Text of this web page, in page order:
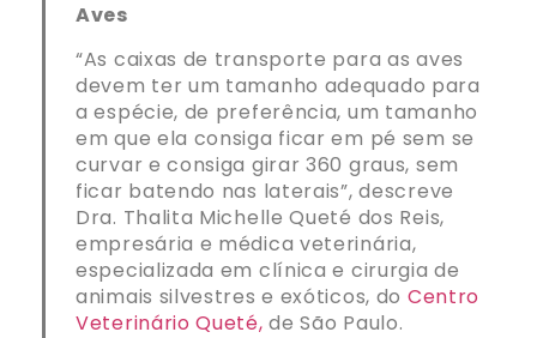
Aves
“As caixas de transporte para as aves
devem ter um tamanho adequado para
a espécie, de preferência, um tamanho
em que ela consiga ficar em pé sem se
curvar e consiga girar 360 graus, sem
ficar batendo nas laterais”, descreve
Dra. Thalita Michelle Queté dos Reis,
empresária e médica veterinária,
especializada em clínica e cirurgia de
animais silvestres e exóticos, do Centro
Veterinário Queté, de São Paulo.